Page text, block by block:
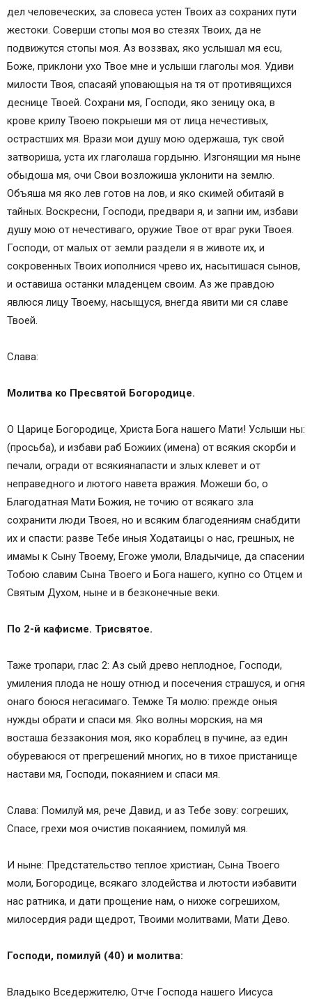
дел человеческих, за словеса устен Твоих аз сохраних пути
жестоки. Соверши стопы моя во стезях Твоих, да не
подвижутся стопы моя. Аз воззвах, яко услышал мя ecu,
Боже, приклони ухо Твое мне и услыши глаголы моя. Удиви
милости Твоя, спасаяй уповающыя на тя от противящихся
деснице Твоей. Сохрани мя, Господи, яко зеницу ока, в
крове крилу Твоею покрыеши мя от лица нечестивых,
острастших мя. Врази мои душу мою одержаша, тук свой
затвориша, уста их глаголаша гордыню. Изгонящии мя ныне
обыдоша мя, очи Свои возложиша уклонити на землю.
Объяша мя яко лев готов на лов, и яко скимей обитаяй в
тайных. Воскресни, Господи, предвари я, и запни им, избави
душу мою от нечестиваго, оружие Твое от враг руки Твоея.
Господи, от малых от земли раздели я в животе их, и
сокровенных Твоих иополнися чрево их, насытишася сынов,
и оставиша останки младенцем своим. Аз же правдою
явлюся лицу Твоему, насыщуся, внегда явити ми ся славе
Твоей.
Слава:
Молитва ко Пресвятой Богородице.
О Царице Богородице, Христа Бога нашего Мати! Услыши ны:
(просьба), и избави раб Божиих (имена) от всякия скорби и
печали, огради от всякиянапасти и злых клевет и от
неправедного и лютого навета вражия. Можеши бо, о
Благодатная Мати Божия, не точию от всякаго зла
сохранити люди Твоея, но и всяким благодеяниям снабдити
их и спасти: разве Тебе иныя Ходатаицы о нас, грешных, не
имамы к Сыну Твоему, Егоже умоли, Владычице, да спасении
Тобою славим Сына Твоего и Бога нашего, купно со Отцем и
Святым Духом, ныне и в безконечные веки.
По 2-й кафисме. Трисвятое.
Таже тропари, глас 2: Аз сый древо неплодное, Господи,
умиления плода не ношу отнюд и посечения страшуся, и огня
онаго боюся негасимаго. Темже Тя молю: прежде оныя
нужды обрати и спаси мя. Яко волны морския, на мя
восташа беззакония моя, яко кораблец в пучине, аз един
обуреваюся от прегрешений многих, но в тихое пристанище
настави мя, Господи, покаянием и спаси мя.
Слава: Помилуй мя, рече Давид, и аз Тебе зову: согреших,
Спасе, грехи моя очистив покаянием, помилуй мя.
И ныне: Предстательство теплое христиан, Сына Твоего
моли, Богородице, всякаго злодейства и лютости иэбавити
нас ратника, и дати прощение нам, о нихже согрешихом,
милосердия ради щедрот, Твоими молитвами, Мати Дево.
Господи, помилуй (40) и молитва:
Владыко Вседержителю, Отче Господа нашего Иисуса